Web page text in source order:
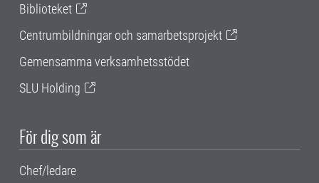
Biblioteket
Centrumbildningar och samarbetsprojekt
Gemensamma verksamhetsstödet
SLU Holding
För dig som är
Chef/ledare